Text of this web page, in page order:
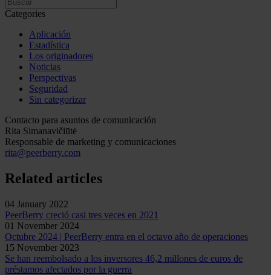
Categories
Aplicación
Estadística
Los originadores
Noticias
Perspectivas
Seguridad
Sin categorizar
Contacto para asuntos de comunicación
Rita Simanavičiūtė
Responsable de marketing y comunicaciones
rita@peerberry.com
Related articles
04 January 2022
PeerBerry creció casi tres veces en 2021
01 November 2024
Octubre 2024 | PeerBerry entra en el octavo año de operaciones
15 November 2023
Se han reembolsado a los inversores 46,2 millones de euros de
préstamos afectados por la guerra